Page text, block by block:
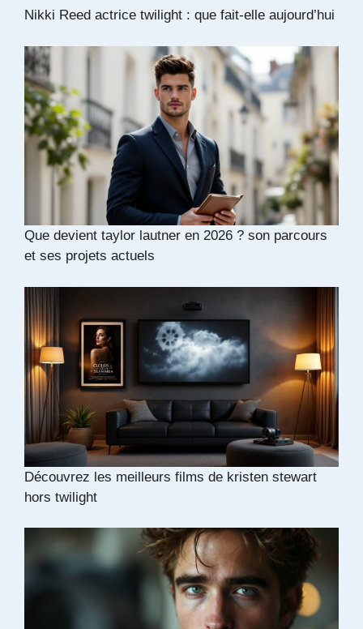
Nikki Reed actrice twilight : que fait-elle aujourd’hui
Que devient taylor lautner en 2026 ? son parcours
et ses projets actuels
Découvrez les meilleurs films de kristen stewart
hors twilight